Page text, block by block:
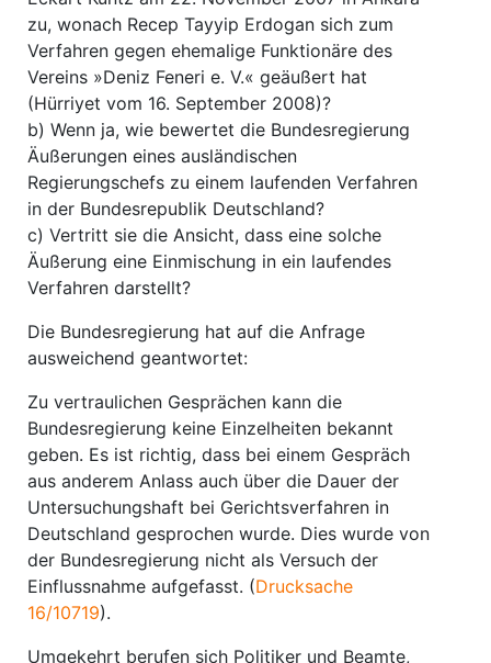
zu, wonach Recep Tayyip Erdogan sich zum
Verfahren gegen ehemalige Funktionäre des
Vereins »Deniz Feneri e. V.« geäußert hat
(Hürriyet vom 16. September 2008)?
b) Wenn ja, wie bewertet die Bundesregierung
Äußerungen eines ausländischen
Regierungschefs zu einem laufenden Verfahren
in der Bundesrepublik Deutschland?
c) Vertritt sie die Ansicht, dass eine solche
Äußerung eine Einmischung in ein laufendes
Verfahren darstellt?
Die Bundesregierung hat auf die Anfrage
ausweichend geantwortet:
Zu vertraulichen Gesprächen kann die
Bundesregierung keine Einzelheiten bekannt
geben. Es ist richtig, dass bei einem Gespräch
aus anderem Anlass auch über die Dauer der
Untersuchungshaft bei Gerichtsverfahren in
Deutschland gesprochen wurde. Dies wurde von
der Bundesregierung nicht als Versuch der
Einflussnahme aufgefasst. (Drucksache
16/10719).
Umgekehrt berufen sich Politiker und Beamte,